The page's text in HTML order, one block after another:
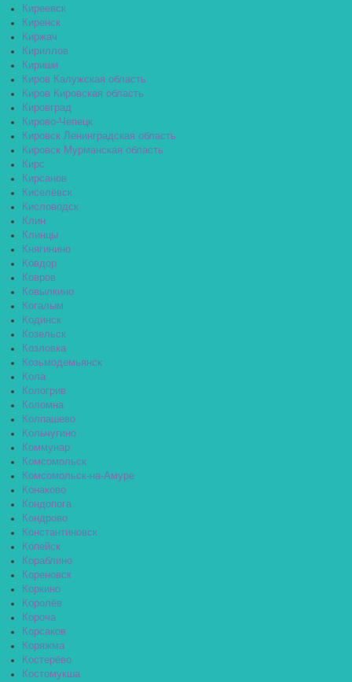
Киреевск
Киренск
Киржач
Кириллов
Кириши
Киров Калужская область
Киров Кировская область
Кировград
Кирово-Чепецк
Кировск Ленинградская область
Кировск Мурманская область
Кирс
Кирсанов
Киселёвск
Кисловодск
Клин
Клинцы
Княгинино
Ковдор
Ковров
Ковылкино
Когалым
Кодинск
Козельск
Козловка
Козьмодемьянск
Кола
Кологрив
Коломна
Колпашево
Кольчугино
Коммунар
Комсомольск
Комсомольск-на-Амуре
Конаково
Кондопога
Кондрово
Константиновск
Копейск
Кораблино
Кореновск
Коркино
Королёв
Короча
Корсаков
Коряжма
Костерёво
Костомукша